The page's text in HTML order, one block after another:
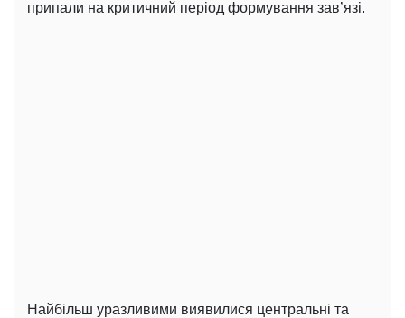
припали на критичний період формування зав’язі.
Найбільш уразливими виявилися центральні та